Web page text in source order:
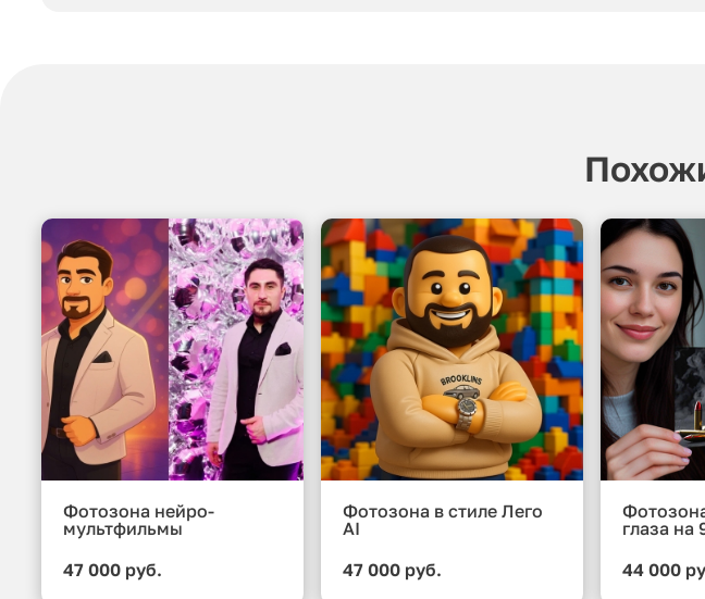
Фотозона нейро-
мультфильмы
47 000 руб.
Фотозона в стиле Лего
AI
47 000 руб.
глаза на
44 000